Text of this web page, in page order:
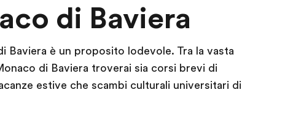
offerta Trova l'ufficio più vicino
di Baviera
Baviera è un proposito lodevole. Tra la vasta
di Baviera troverai sia corsi brevi di
estive che scambi culturali universitari di